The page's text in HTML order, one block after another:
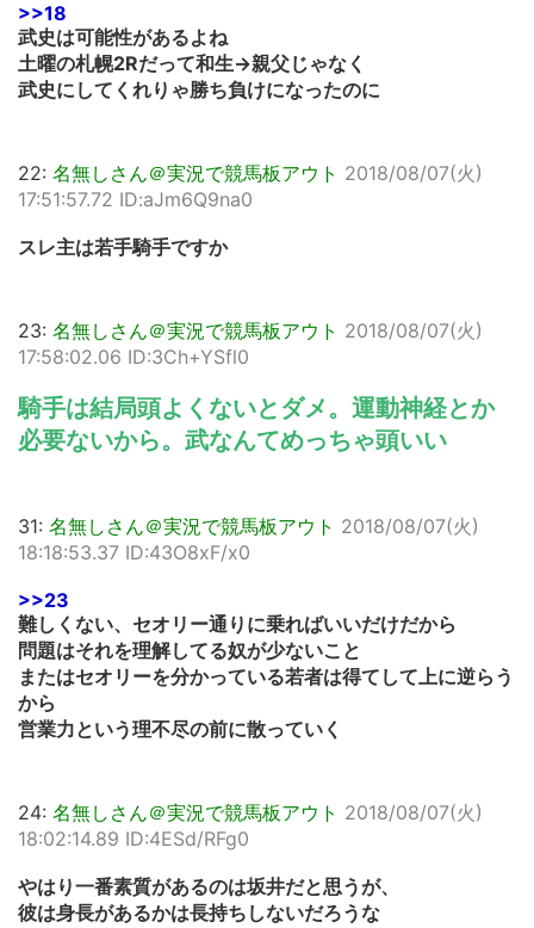
>>18
武史は可能性があるよね
土曜の札幌2Rだって和生→親父じゃなく
武史にしてくれりゃ勝ち負けになったのに
22: 名無しさん＠実況で競馬板アウト 2018/08/07(火)
17:51:57.72 ID:aJm6Q9na0
スレ主は若手騎手ですか
23: 名無しさん＠実況で競馬板アウト 2018/08/07(火)
17:58:02.06 ID:3Ch+YSfl0
騎手は結局頭よくないとダメ。運動神経とか
必要ないから。武なんてめっちゃ頭いい
31: 名無しさん＠実況で競馬板アウト 2018/08/07(火)
18:18:53.37 ID:43O8xF/x0
>>23
難しくない、セオリー通りに乗ればいいだけだから
問題はそれを理解してる奴が少ないこと
またはセオリーを分かっている若者は得てして上に逆らう
から
営業力という理不尽の前に散っていく
24: 名無しさん＠実況で競馬板アウト 2018/08/07(火)
18:02:14.89 ID:4ESd/RFg0
やはり一番素質があるのは坂井だと思うが、
彼は身長があるかは長持ちしないだろうな